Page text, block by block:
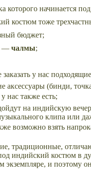
которого начинается
костюм тоже
бюджет;
— чалмы;
у нас
аксессуары (бинди,
нас также есть;
на индийскую
клипа или
возможно взять
традиционные,
индийский костюм в
и поэтому